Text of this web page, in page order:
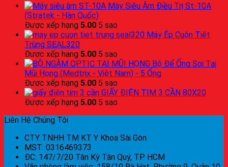
Máy Siêu Âm Điều Trị St-10A
(Stratek - Hàn Quốc)
Được xếp hạng 5.00 5 sao
Máy Ép Cuộn Tiệt
Trùng SEAL320
Được xếp hạng 5.00 5 sao
Bộ Để Ống Soi Tai
Mũi Họng (Medtrix - Việt Nam) - 5 Ống
Được xếp hạng 5.00 5 sao
GIẤY ĐIỆN TIM 3 CẦN 80X20
Được xếp hạng 5.00 5 sao
Liên Hệ Chúng Tôi
CTY TNHH TM KT Y Khoa Sài Gòn
MST: 0316469373
ĐC: 147/7/20 Tân Kỳ Tân Quý, TP. HCM